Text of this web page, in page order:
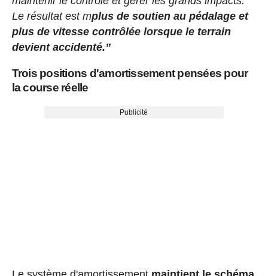
Le résultat est mplus de soutien au pédalage et
plus de vitesse contrôlée lorsque le terrain
devient accidenté.”
Trois positions d'amortissement pensées pour
la course réelle
Publicité